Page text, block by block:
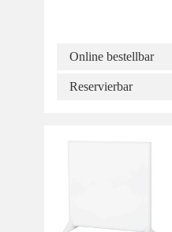
Online bestellbar
Reservierbar